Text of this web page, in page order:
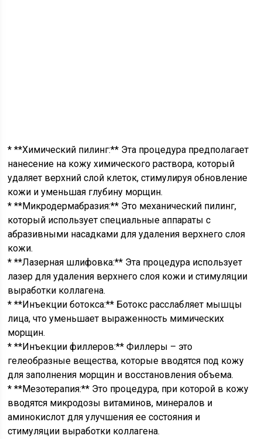
* **Химический пилинг:** Эта процедура предполагает
нанесение на кожу химического раствора, который
удаляет верхний слой клеток, стимулируя обновление
кожи и уменьшая глубину морщин.
* **Микродермабразия:** Это механический пилинг,
который использует специальные аппараты с
абразивными насадками для удаления верхнего слоя
кожи.
* **Лазерная шлифовка:** Эта процедура использует
лазер для удаления верхнего слоя кожи и стимуляции
выработки коллагена.
* **Инъекции ботокса:** Ботокс расслабляет мышцы
лица, что уменьшает выраженность мимических
морщин.
* **Инъекции филлеров:** Филлеры – это
гелеобразные вещества, которые вводятся под кожу
для заполнения морщин и восстановления объема.
* **Мезотерапия:** Это процедура, при которой в кожу
вводятся микродозы витаминов, минералов и
аминокислот для улучшения ее состояния и
стимуляции выработки коллагена.